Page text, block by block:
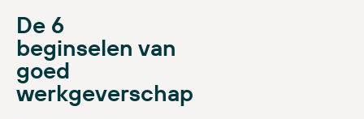
De 6
beginselen van
goed
werkgeverschap